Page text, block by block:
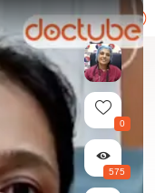
---
0
575